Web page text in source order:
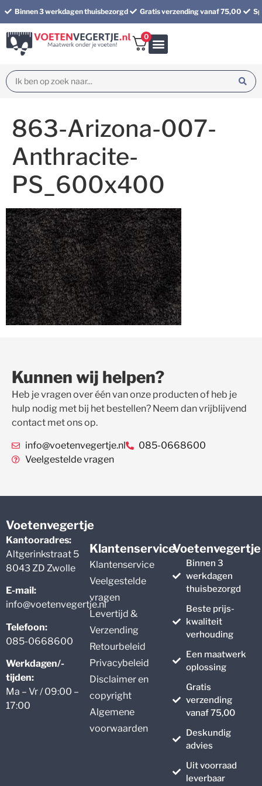
Binnen 3 werkdagen thuisbezorgd Gratis verzending vanaf 75,00
0
863-Arizona-007-
Anthracite-
PS_600x400
Kunnen wij helpen?
Heb je vragen over één van onze producten of heb je
hulp nodig met bij het bestellen? Neem dan vrijblijvend
contact met ons op.
info@voetenvegertje.nl
085-0668600
Veelgestelde vragen
Voetenvegertje
Kantooradres:
Altgerinkstraat 5
8043 ZD Zwolle
E-mail:
info@voetenvegertje.nl
Telefoon:
085-0668600
Werkdagen/-
tijden:
Ma – Vr / 09:00 –
17:00
Klantenservice
Klantenservice
Veelgestelde
vragen
Levertijd &
Verzending
Retourbeleid
Privacybeleid
Disclaimer en
copyright
Algemene
voorwaarden
Voetenvegertje
Binnen 3
werkdagen
thuisbezorgd
Beste prijs-
kwaliteit
verhouding
Een maatwerk
oplossing
Gratis
verzending
vanaf 75,00
Deskundig
advies
Uit voorraad
leverbaar